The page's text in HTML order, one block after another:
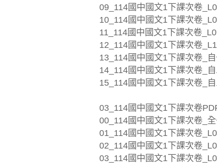
09_114國中國文1下課次卷
10_114國中國文1下課次卷
11_114國中國文1下課次卷
12_114國中國文1下課次卷
13_114國中國文1下課次卷_
14_114國中國文1下課次卷_
15_114國中國文1下課次卷_
03_114國中國文1下課次卷
00_114國中國文1下課次卷_
01_114國中國文1下課次卷
02_114國中國文1下課次卷
03_114國中國文1下課次卷